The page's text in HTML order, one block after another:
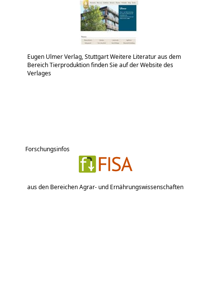
Eugen Ulmer Verlag, Stuttgart Weitere Literatur aus dem
Bereich Tierproduktion finden Sie auf der Website des
Verlages
Forschungsinfos
aus den Bereichen Agrar- und Ernährungswissenschaften